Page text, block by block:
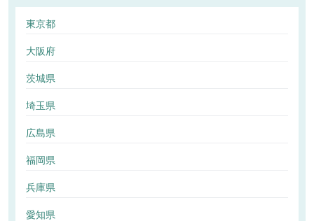
東京都
大阪府
茨城県
埼玉県
広島県
福岡県
兵庫県
愛知県